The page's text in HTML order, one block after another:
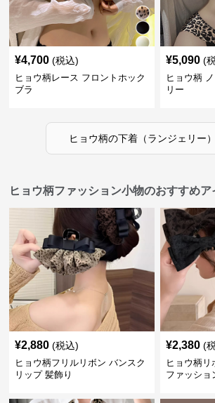
¥4,700 (税込)
ヒョウ柄レース フロントホック
ブラ
¥5,090 (
ヒョウ柄
リー
ヒョウ柄の下着（ランジェリー）
ヒョウ柄ファッション小物のおすすめア
¥2,880 (税込)
ヒョウ柄フリルリボン バンスク
リップ 髪飾り
¥2,380 (
ヒョウ柄
ファッショ